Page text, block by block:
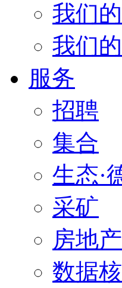
我们
我们
服务
招聘
集合
生态·
采矿
房地
数据